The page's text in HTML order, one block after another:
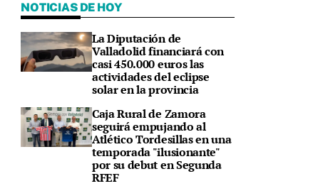
NOTICIAS DE HOY
La Diputación de
Valladolid financiará con
casi 450.000 euros las
actividades del eclipse
solar en la provincia
Caja Rural de Zamora
seguirá empujando al
Atlético Tordesillas en una
temporada "ilusionante"
por su debut en Segunda
RFEF